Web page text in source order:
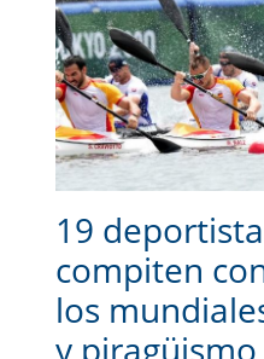
19
compiten
los
y piragüismo